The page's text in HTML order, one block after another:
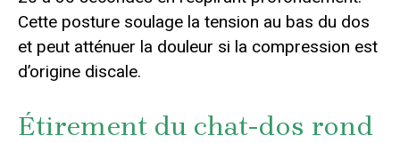
Cette posture soulage la tension au bas du dos
et peut atténuer la douleur si la compression est
d’origine discale.
Étirement du chat-dos rond